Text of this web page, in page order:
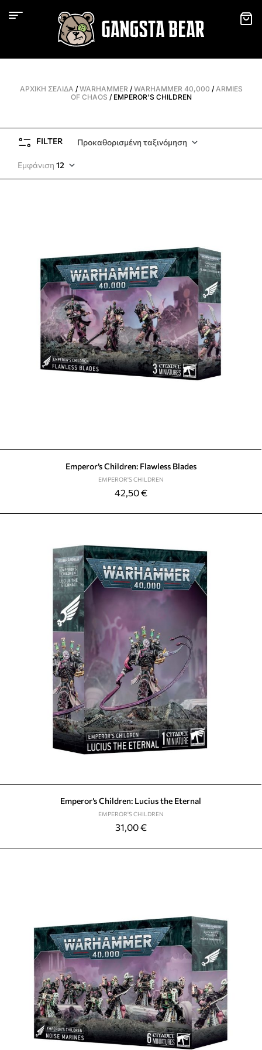
ΑΡΧΙΚΉ ΣΕΛΊΔΑ / WARHAMMER / WARHAMMER 40,000 / ARMIES
OF CHAOS / EMPEROR'S CHILDREN
FILTER Προκαθορισμένη ταξινόμηση
Εμφάνιση 12
Emperor’s Children: Flawless Blades
EMPEROR'S CHILDREN
42,50€
Emperor’s Children: Lucius the Eternal
EMPEROR'S CHILDREN
31,00€